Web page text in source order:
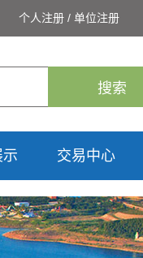
个人注册 / 单位注册
搜索
示 交易中心